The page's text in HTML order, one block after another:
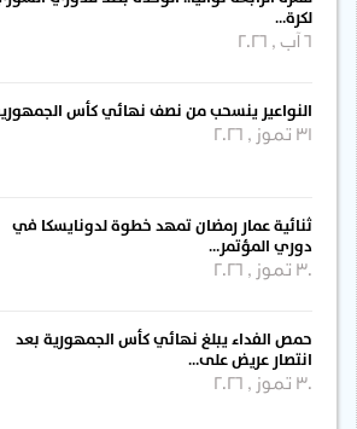
لكرة…
النواعير ينسحب من نصف نهائي كأس الجمهورية
31 تموز , 2026
ثنائية عمار رمضان تمهد خطوة لدونايسكا في
دوري المؤتمر…
30 تموز , 2026
حمص الفداء يبلغ نهائي كأس الجمهورية بعد
انتصار عريض على…
30 تموز , 2026